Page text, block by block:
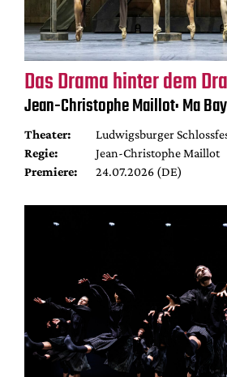
Das Drama hinter dem
Jean-Christophe Maillot: Ma
Theater:
Ludwigsburger
Regie:
Jean-Christophe Maillot
Premiere:
24.07.2026 (DE)